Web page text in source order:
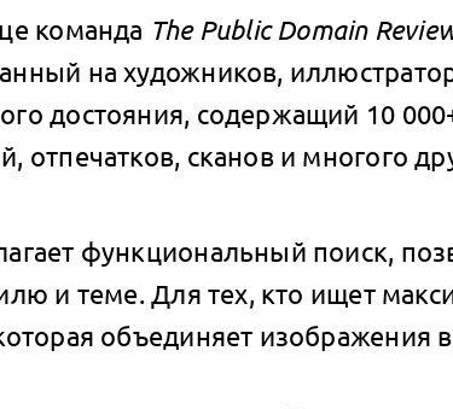
команда The Public Domain
на художников,
достояния, содержащий 10
отпечатков, сканов и многого
функциональный поиск,
и теме. Для тех, кто ищет
объединяет изображения